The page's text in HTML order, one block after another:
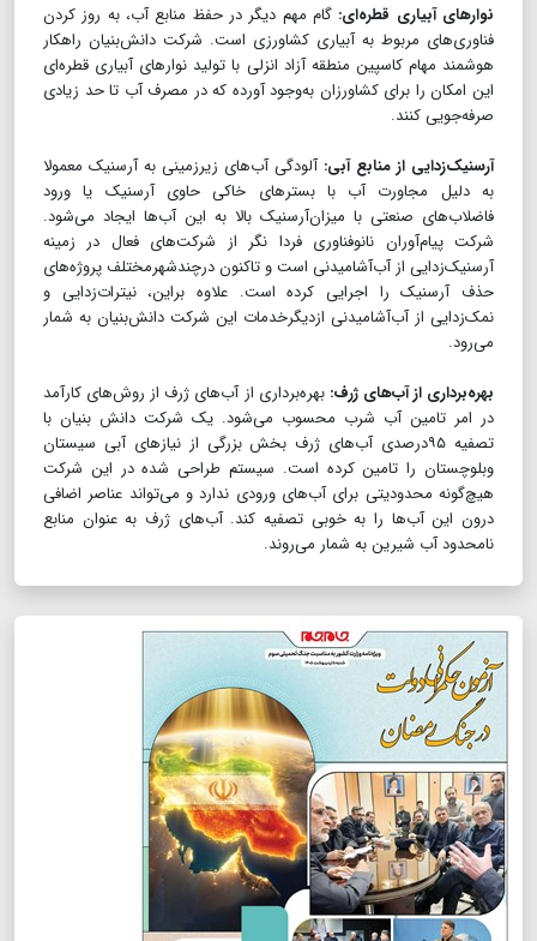
نوارهای آبیاری قطره‌ای: گام مهم دیگر در حفظ منابع آب، به روز کردن
فناوری‌های مربوط به آبیاری کشاورزی است. شرکت دانش‌بنیان راهکار
هوشمند مهام کاسپین منطقه آزاد انزلی با تولید نوارهای آبیاری قطره‌ای
این امکان را برای کشاورزان به‌وجود آورده که در مصرف آب تا حد زیادی
صرفه‌جویی کنند.
آرسنیک‌زدایی از منابع آبی: آلودگی آب‌های زیرزمینی به آرسنیک معمولا
به دلیل مجاورت آب با بسترهای خاکی حاوی آرسنیک یا ورود
فاضلاب‌های صنعتی با میزان‌آرسنیک بالا به این آب‌ها ایجاد می‌شود.
شرکت پیام‌آوران نانوفناوری فردا نگر از شرکت‌های فعال در زمینه
آرسنیک‌زدایی از آب‌آشامیدنی است و تاکنون درچندشهرمختلف پروژه‌های
حذف آرسنیک را اجرایی کرده است. علاوه براین، نیترات‌زدایی و
نمک‌زدایی از‌ آب‌آشامیدنی ازدیگرخدمات این شرکت دانش‌بنیان به شمار
می‌رود.
بهره‌برداری از آب‌های ژرف: بهره‌برداری از آب‌های ژرف از روش‌های کارآمد
در امر تامین آب شرب محسوب می‌شود. یک شرکت دانش بنیان با
تصفیه ۹۵درصدی آب‌های ژرف بخش بزرگی از نیازهای آبی سیستان
وبلوچستان را تامین کرده است. سیستم طراحی شده در این شرکت
هیچ‌‌گونه محدودیتی برای آب‌های ورودی ندارد و می‌تواند عناصر اضافی
درون این آب‌ها را به خوبی تصفیه کند. آب‌های ژرف به عنوان منابع
نامحدود آب‌ شیرین به شمار می‌روند.